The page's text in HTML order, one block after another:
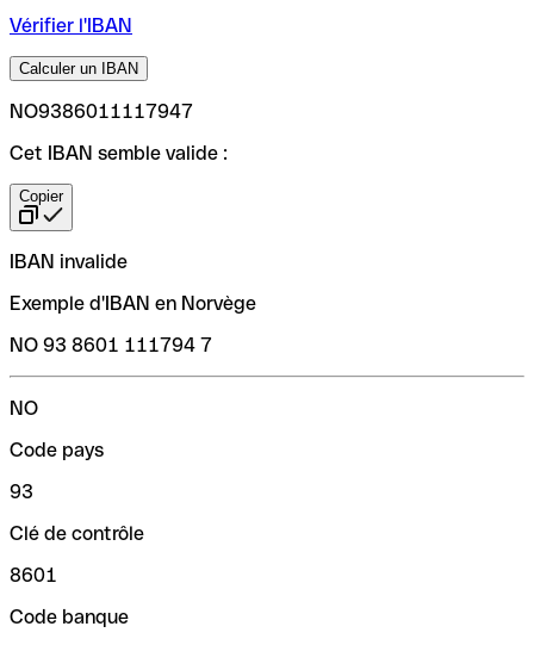
Vérifier l'IBAN
Calculer un IBAN
NO9386011117947
Cet IBAN semble valide :
Copier
IBAN invalide
Exemple d'IBAN en Norvège
NO 93 8601 111794 7
NO
Code pays
93
Clé de contrôle
8601
Code banque